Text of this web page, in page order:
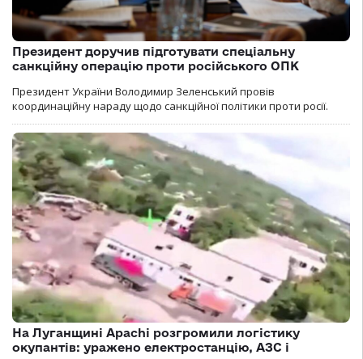
Президент доручив підготувати спеціальну
санкційну операцію проти російського ОПК
Президент України Володимир Зеленський провів
координаційну нараду щодо санкційної політики проти росії.
На Луганщині Apachi розгромили логістику
окупантів: уражено електростанцію, АЗС і